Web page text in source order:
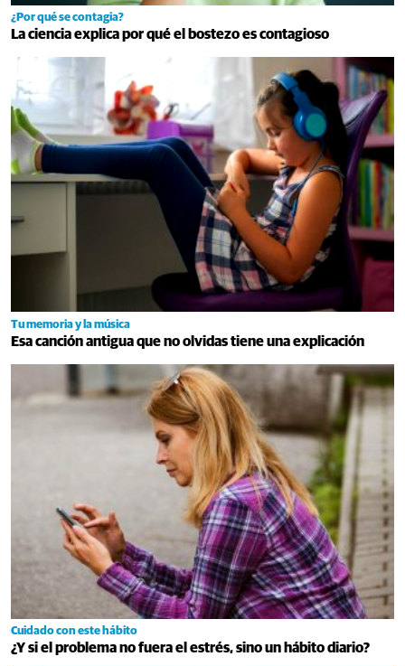
¿Por qué se contagia?
La ciencia explica por qué el bostezo es contagioso
Tu memoria y la música
Esa canción antigua que no olvidas tiene una explicación
Cuidado con este hábito
¿Y si el problema no fuera el estrés, sino un hábito diario?